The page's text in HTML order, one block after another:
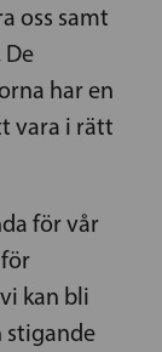
oss samt
De
har en
vara i rätt
för vår
kan bli
stigande